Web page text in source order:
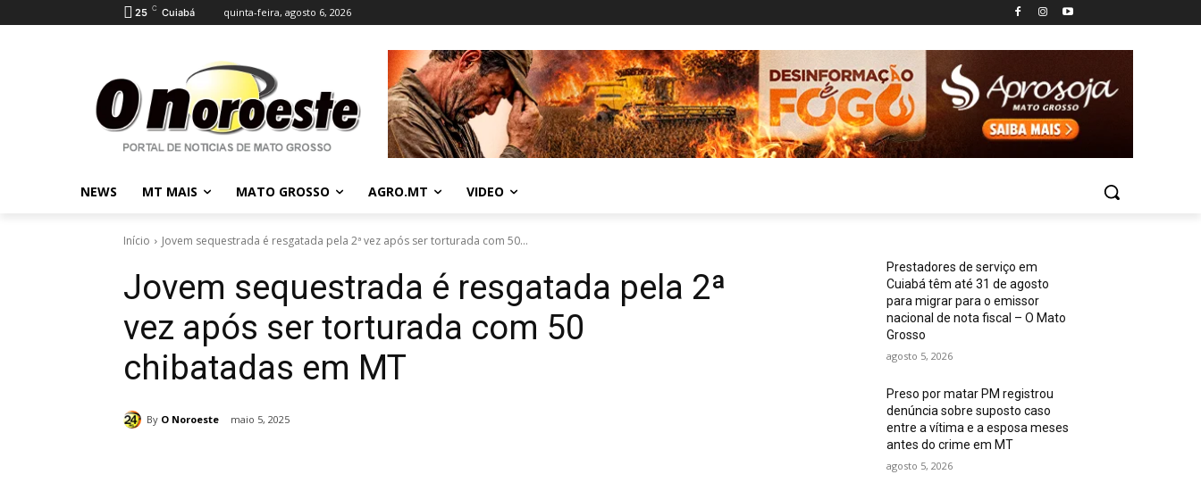
25 C Cuiabá quinta-feira, agosto 6, 2026
NEWS MT MAIS MATO GROSSO AGRO.MT VIDEO
Início Jovem sequestrada é resgatada pela 2ª vez após ser torturada com 50...
Jovem sequestrada é resgatada pela 2ª
vez após ser torturada com 50
chibatadas em MT
By O Noroeste maio 5, 2025
Prestadores de serviço em
Cuiabá têm até 31 de agosto
para migrar para o emissor
nacional de nota fiscal – O Mato
Grosso
agosto 5, 2026
Preso por matar PM registrou
denúncia sobre suposto caso
entre a vítima e a esposa meses
antes do crime em MT
agosto 5, 2026